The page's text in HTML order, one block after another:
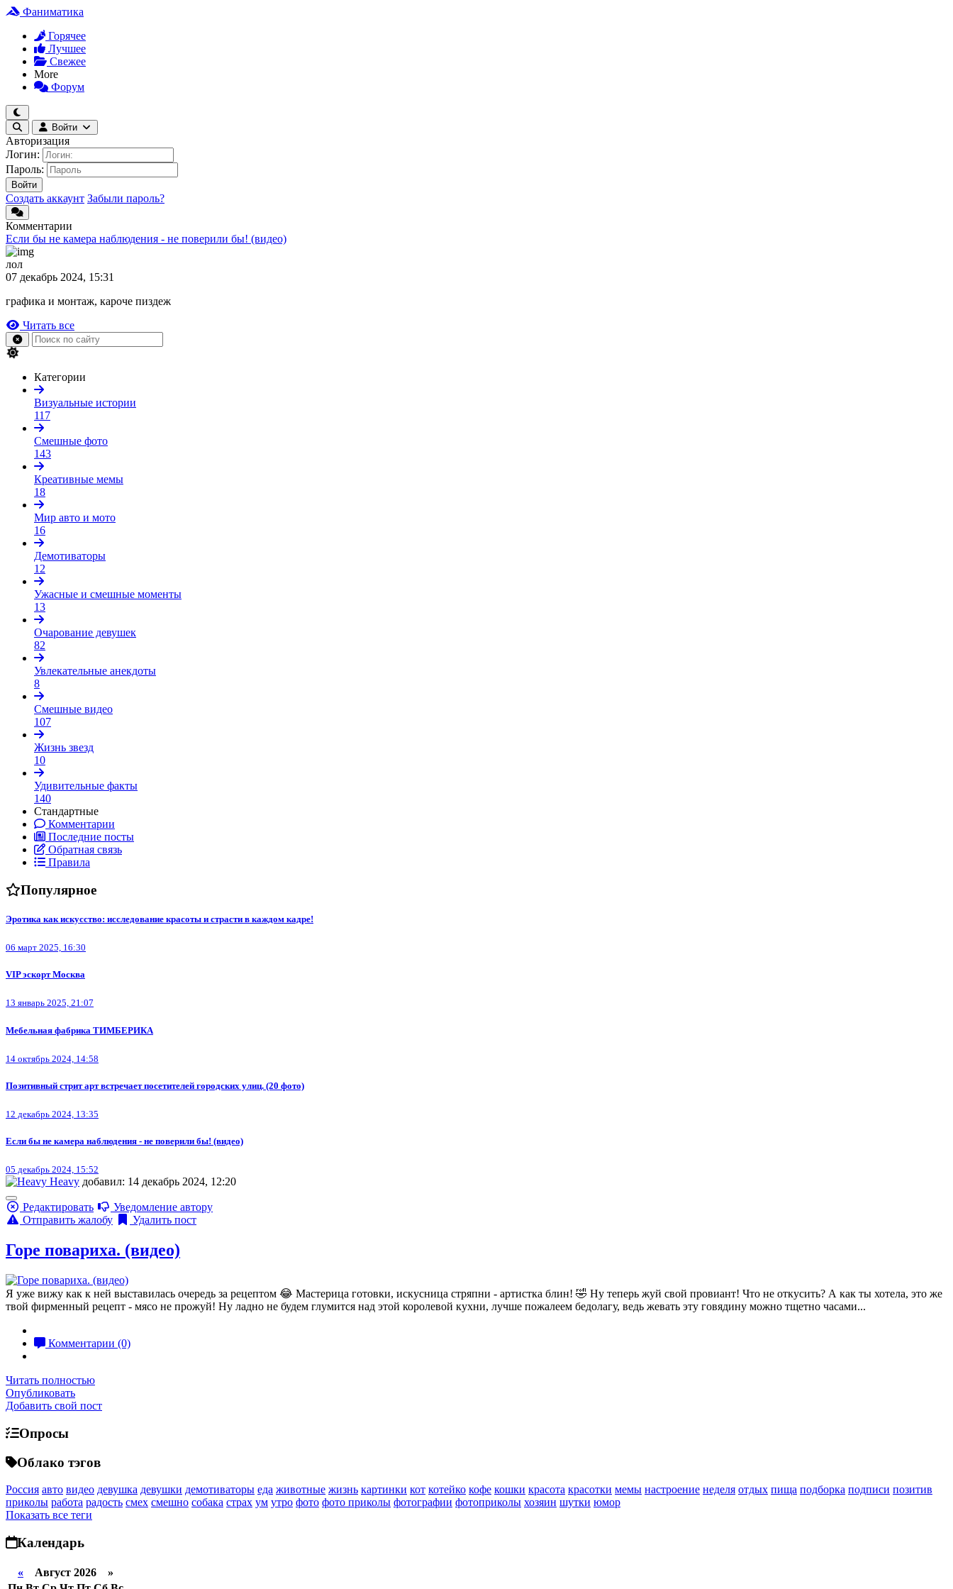
Фаниматика
Горячее
Лучшее
Свежее
More
Форум
Войти
Авторизация
Логин:
Пароль:
Войти
Создать аккаунт Забыли пароль?
Комментарии
Если бы не камера наблюдения - не поверили бы! (видео)
лол
07 декабрь 2024, 15:31
графика и монтаж, кароче пиздеж
Читать все
Категории
Визуальные истории
117
Смешные фото
143
Креативные мемы
18
Мир авто и мото
16
Демотиваторы
12
Ужасные и смешные моменты
13
Очарование девушек
82
Увлекательные анекдоты
8
Смешные видео
107
Жизнь звезд
10
Удивительные факты
140
Стандартные
Комментарии
Последние посты
Обратная связь
Правила
Популярное
Эротика как искусство: исследование красоты и страсти в каждом кадре!
06 март 2025, 16:30
VIP эскорт Москва
13 январь 2025, 21:07
Мебельная фабрика ТИМБЕРИКА
14 октябрь 2024, 14:58
Позитивный стрит арт встречает посетителей городских улиц. (20 фото)
12 декабрь 2024, 13:35
Если бы не камера наблюдения - не поверили бы! (видео)
05 декабрь 2024, 15:52
Heavy добавил: 14 декабрь 2024, 12:20
Редактировать
Уведомление автору
Отправить жалобу
Удалить пост
Горе повариха. (видео)
Я уже вижу как к ней выставилась очередь за рецептом 😂 Мастерица готовки, искусница стряпни - артистка блин! 🤣 Ну теперь жуй свой провиант! Что не откусить? А как ты хотела, это же
твой фирменный рецепт - мясо не прожуй! Ну ладно не будем глумится над этой королевой кухни, лучше пожалеем бедолагу, ведь жевать эту говядину можно тщетно часами...
Комментарии (0)
Читать полностью
Опубликовать
Добавить свой пост
Опросы
Облако тэгов
Россия авто видео девушка девушки демотиваторы еда животные жизнь картинки кот котейко кофе кошки красота красотки мемы настроение неделя отдых пища подборка подписи позитив
приколы работа радость смех смешно собака страх ум утро фото фото приколы фотографии фотоприколы хозяин шутки юмор
Показать все теги
Календарь
« Август 2026 »